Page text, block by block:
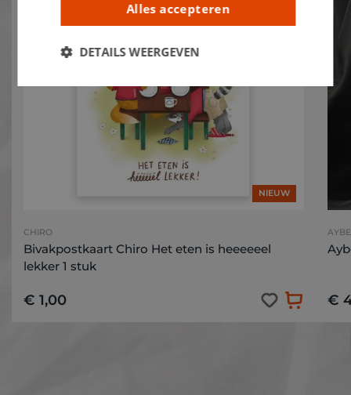
NIEUW
CHIRO
Bivakpostkaart Chiro Het eten is heeeeeel
lekker 1 stuk
€ 1,00 €
Alles accepteren
DETAILS WEERGEVEN